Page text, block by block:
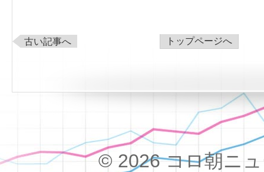
古い記事へ トップページへ
© 2026 コロ朝ニ